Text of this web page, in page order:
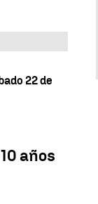
22 de
años